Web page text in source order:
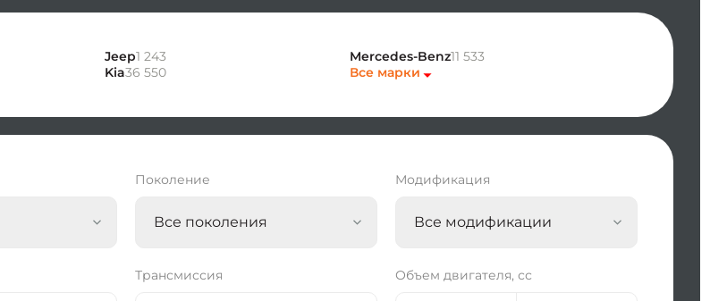
Jeep1 243
Kia36 550
Mercedes-Benz11 533
Все марки
Поколение
Все поколения
Модификация
Все модификации
Трансмиссия Объем двигателя, сс